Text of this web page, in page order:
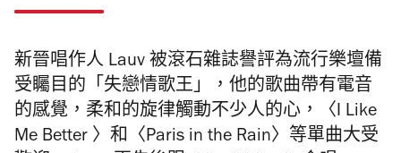
新晉唱作人 Lauv 被滾石雜誌譽評為流行樂壇備
受矚目的「失戀情歌王」，他的歌曲帶有電音
的感覺，柔和的旋律觸動不少人的心，〈I Like
Me Better 〉和〈Paris in the Rain〉等單曲大受